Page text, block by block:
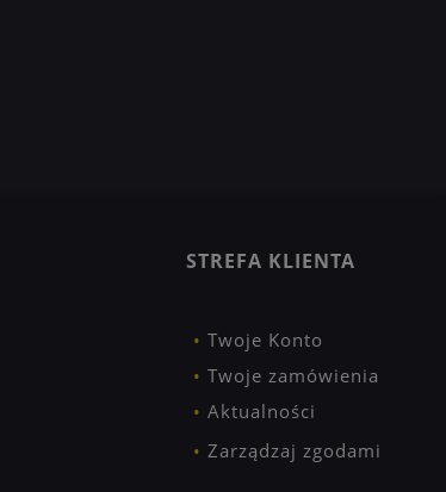
STREFA KLIENTA
Twoje Konto
Twoje zamówienia
Aktualności
Zarządzaj zgodami